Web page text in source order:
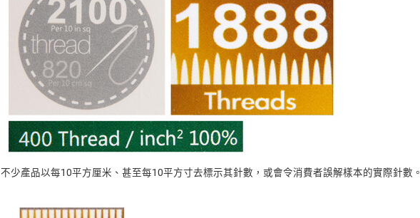
不少產品以每10平方厘米、甚至每10平方寸去標示其針數，或會令消費者誤解樣本的實際針數。